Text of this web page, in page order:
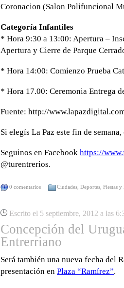
Coronacion (Salon Polifuncional
Categoría Infantiles
* Hora 9:30 a 13:00: Apertura –
Apertura y Cierre de Parque
* Hora 14:00: Comienzo Prueba
* Hora 17.00: Ceremonia Entrega
Fuente: http://
Si elegís La Paz este fin de
Seguinos en Facebook https://
@turentrerios.
0 comentarios Ciudades Deportes Fiestas y
Escrito el 5 septiembre, 2012 a las
Concepción del
Entrerriano
Será también una nueva fecha del
presentación en Plaza “Ramírez”.